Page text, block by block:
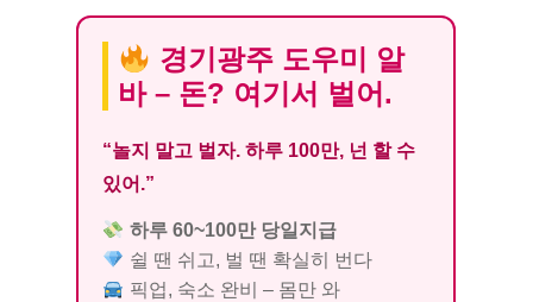
경기광주 도우미 알
바 – 돈? 여기서 벌어.
“놀지 말고 벌자. 하루 100만, 넌 할 수
있어.”
하루 60~100만 당일지급
쉴 땐 쉬고, 벌 땐 확실히 번다
픽업, 숙소 완비 – 몸만 와